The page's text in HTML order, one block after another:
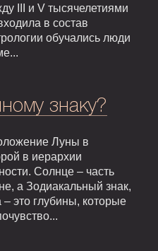
III и V тысячелетиями
в состав
обучались люди
знаку?
Луны в
в иерархии
Солнце – часть
а Зодиакальный знак,
это глубины, которые